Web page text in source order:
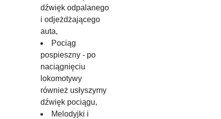
dźwięk odpalanego
i odjeżdżającego
auta,
Pociąg
pospieszny - po
naciągnięciu
lokomotywy
również usłyszymy
dźwięk pociągu,
Melodyjki i